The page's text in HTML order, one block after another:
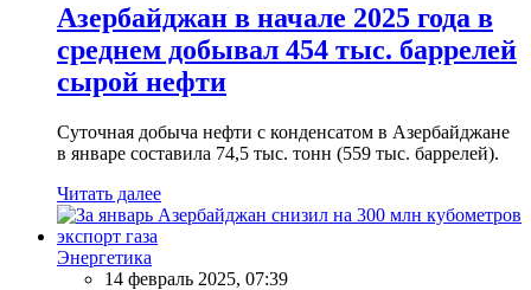
Азербайджан в начале 2025 года в
среднем добывал 454 тыс. баррелей
сырой нефти
Суточная добыча нефти с конденсатом в Азербайджане
в январе составила 74,5 тыс. тонн (559 тыс. баррелей).
Читать далее
Энергетика
14 февраль 2025, 07:39